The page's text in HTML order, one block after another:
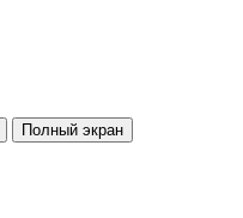
Полный экран